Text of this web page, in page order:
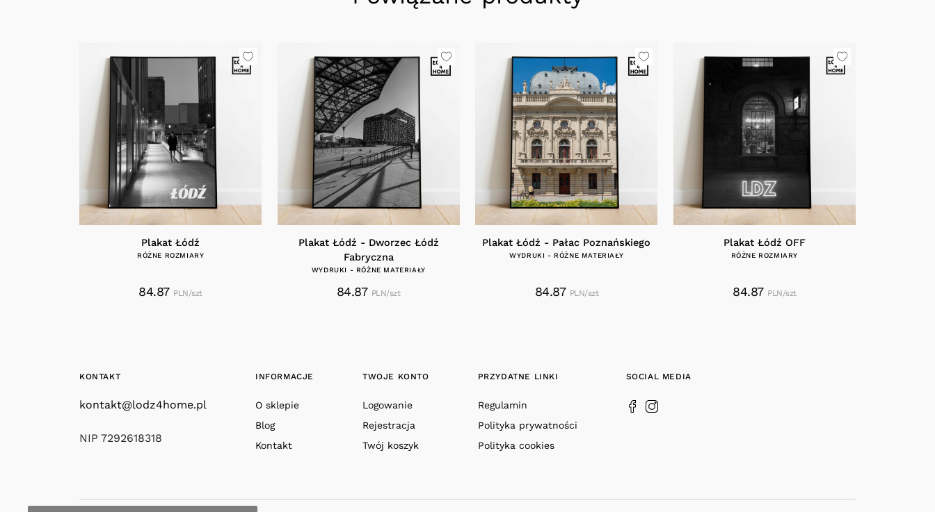
Plakat Łódź
RÓŻNE ROZMIARY
84.87 PLN/szt
Plakat Łódź - Dworzec Łódź
Fabryczna
WYDRUKI - RÓŻNE MATERIAŁY
84.87 PLN/szt
Plakat Łódź - Pałac Poznańskiego
WYDRUKI - RÓŻNE MATERIAŁY
84.87 PLN/szt
Plakat Łódź OFF
RÓŻNE ROZMIARY
84.87 PLN/szt
KONTAKT
kontakt@lodz4home.pl
NIP 7292618318
INFORMACJE
O sklepie
Blog
Kontakt
TWOJE KONTO
Logowanie
Rejestracja
Twój koszyk
PRZYDATNE LINKI
Regulamin
Polityka prywatności
Polityka cookies
SOCIAL MEDIA